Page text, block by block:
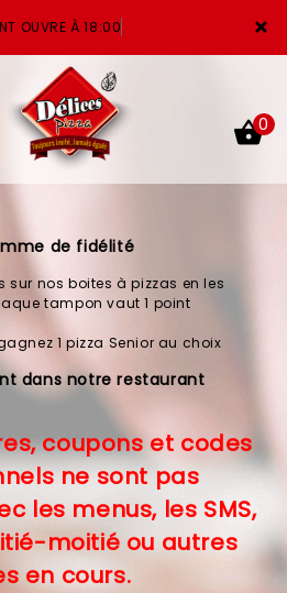
×
OUVRE À 18:00
0
de fidélité
sur nos boites à pizzas en les
tampon vaut 1 point
1 pizza Senior au choix
dans notre restaurant
coupons et codes
ne sont pas
les menus, les SMS,
moitié ou autres
en cours.